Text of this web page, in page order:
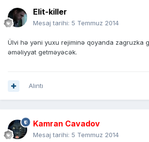
Elit-killer
Mesaj tarihi: 5 Temmuz 2014
Ülvi hə yəni yuxu rejiminə qoyanda zagruzka
əməliyyat getməyəcək.
Alıntı
Kamran Cavadov
Mesaj tarihi: 5 Temmuz 2014